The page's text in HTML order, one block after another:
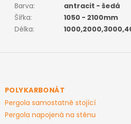
Barva:
antracit - šedá
Šířka:
1050 - 2100mm
Délka:
Z
aPOLYKARBONÁT
Pergola samostatně stojící
Pergola napojená na stěnu